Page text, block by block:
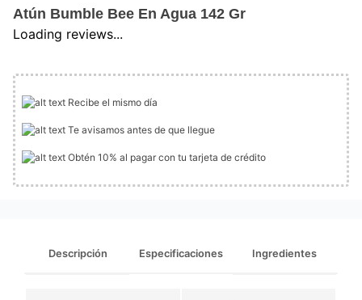
Atún Bumble Bee En Agua 142 Gr
Loading reviews...
Recibe el mismo día
Te avisamos antes de que llegue
Obtén 10% al pagar con tu tarjeta de crédito
Descripción Especificaciones Ingredientes